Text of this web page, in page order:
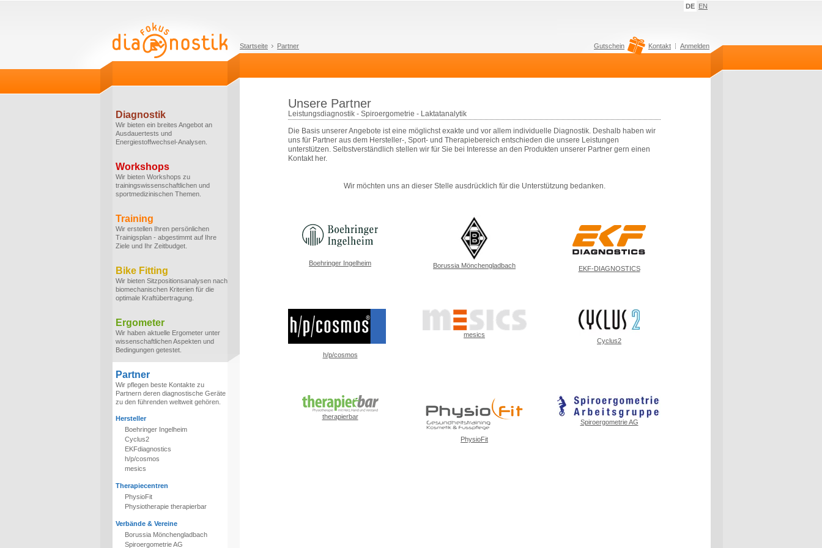
DE EN
Startseite Partner Gutschein Kontakt Anmelden
Diagnostik
Wir bieten ein breites Angebot an
Ausdauertests und
Energiestoffwechsel-Analysen.
Workshops
Wir bieten Workshops zu
trainingswissenschaftlichen und
sportmedizinischen Themen.
Training
Wir erstellen Ihren persönlichen
Trainigsplan - abgestimmt auf Ihre
Ziele und Ihr Zeitbudget.
Bike Fitting
Wir bieten Sitzpositionsanalysen nach
biomechanischen Kriterien für die
optimale Kraftübertragung.
Ergometer
Wir haben aktuelle Ergometer unter
wissenschaftlichen Aspekten und
Bedingungen getestet.
Partner
Wir pflegen beste Kontakte zu
Partnern deren diagnostische Geräte
zu den führenden weltweit gehören.
Hersteller
Boehringer Ingelheim
Cyclus2
EKFdiagnostics
h/p/cosmos
mesics
Therapiecentren
PhysioFit
Physiotherapie therapierbar
Verbände & Vereine
Borussia Mönchengladbach
Spiroergometrie AG
Unsere Partner
Leistungsdiagnostik - Spiroergometrie - Laktatanalytik
Die Basis unserer Angebote ist eine möglichst exakte und vor allem individuelle Diagnostik. Deshalb haben wir
uns für Partner aus dem Hersteller-, Sport- und Therapiebereich entschieden die unsere Leistungen
unterstützen. Selbstverständlich stellen wir für Sie bei Interesse an den Produkten unserer Partner gern einen
Kontakt her.
Wir möchten uns an dieser Stelle ausdrücklich für die Unterstützung bedanken.
Boehringer Ingelheim Borussia Mönchengladbach EKF-DIAGNOSTICS
h/p/cosmos
mesics
Cyclus2
therapierbar
PhysioFit
Spiroergometrie AG